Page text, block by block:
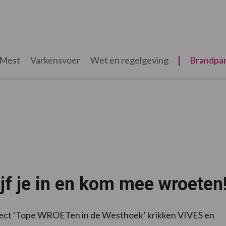
Mest Varkensvoer Wet en regelgeving
je in en kom mee
‘Tope WROETen in de Westhoek’ krikken VIVES en